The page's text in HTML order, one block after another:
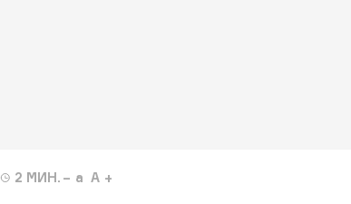
2 МИН. a A